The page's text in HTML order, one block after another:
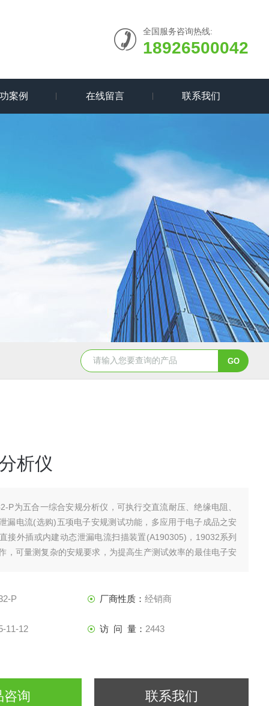
全国服务咨询热线:
18926500042
案例 在线留言 联系我们
TGA 550热重分析仪 美国TA Discovery Core 流变仪
析仪
P为五合一综合安规分析仪，可执行交直流耐压、绝缘电阻、
漏电流(选购)五项电子安规测试功能，多应用于电子成品之安
接外插或内建动态泄漏电流扫描装置(A190305)，19032系列
，可量测复杂的安规要求，为提高生产测试效率的最佳电子安
P 厂商性质：经销商
11-12 访 问 量： 2443
咨询 联系我们